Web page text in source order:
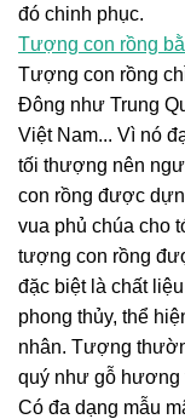
đó chinh phục.
Tượng con rồng
Tượng con rồng
Đông như Trung
Việt Nam... Vì nó
tối thượng nên
con rồng được
vua phủ chúa cho
tượng con rồng
đặc biệt là chất
phong thủy, thể
nhân. Tượng
quý như gỗ hương
Có đa dạng mẫu